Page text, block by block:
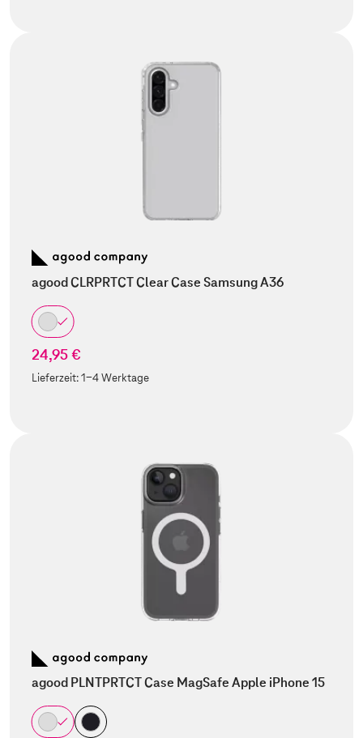
agood CLRPRTCT Clear Case Samsung A36
24,95 €
Lieferzeit:1-4 Werktage
agood PLNTPRTCT Case MagSafe Apple iPhone 15